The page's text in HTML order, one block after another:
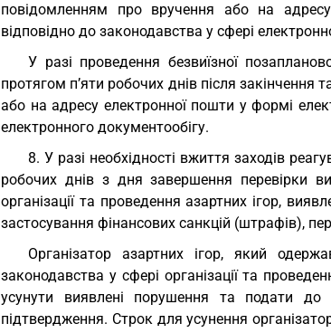
повідомленням про вручення або на
відповідно до законодавства у сфері
У разі проведення безвиїзної
протягом п’яти робочих днів після
або на адресу електронної пошти у формі
електронного документообігу.
8. У разі необхідності вжиття заходів
робочих днів з дня завершення перевірки
організації та проведення азартних ігор,
застосування фінансових санкцій (штрафів),
Організатор азартних ігор, який
законодавства у сфері організації та
усунути виявлені порушення та подати до
підтвердження. Строк для усунення